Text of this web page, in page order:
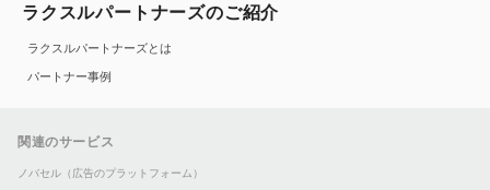
ラクスルパートナーズのご紹介
ラクスルパートナーズとは
パートナー事例
関連のサービス
ノバセル（広告のプラットフォーム）